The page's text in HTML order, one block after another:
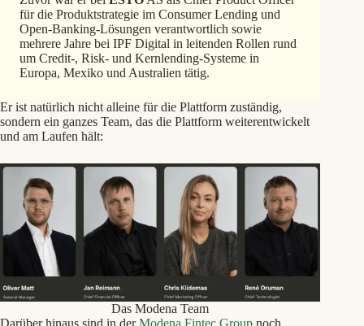
für die Produktstrategie im Consumer Lending und
Open-Banking-Lösungen verantwortlich sowie
mehrere Jahre bei IPF Digital in leitenden Rollen rund
um Credit-, Risk- und Kernlending-Systeme in
Europa, Mexiko und Australien tätig.
Er ist natürlich nicht alleine für die Plattform zuständig,
sondern ein ganzes Team, das die Plattform weiterentwickelt
und am Laufen hält:
Das Modena Team
Darüber hinaus sind in derModena Fintec Group noch